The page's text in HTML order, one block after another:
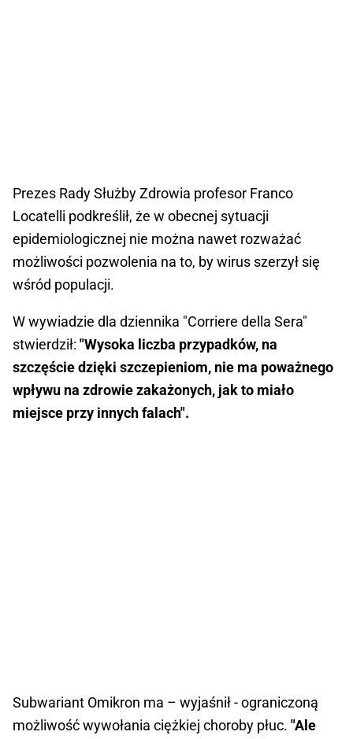
Prezes Rady Służby Zdrowia profesor Franco
Locatelli podkreślił, że w obecnej sytuacji
epidemiologicznej nie można nawet rozważać
możliwości pozwolenia na to, by wirus szerzył się
wśród populacji.
W wywiadzie dla dziennika "Corriere della Sera"
stwierdził: "Wysoka liczba przypadków, na
szczęście dzięki szczepieniom, nie ma poważnego
wpływu na zdrowie zakażonych, jak to miało
miejsce przy innych falach".
Subwariant Omikron ma – wyjaśnił - ograniczoną
możliwość wywołania ciężkiej choroby płuc. "Ale